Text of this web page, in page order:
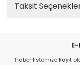
Taksit
Haber listemize kayıt